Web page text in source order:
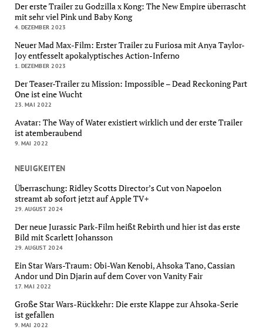
Der erste Trailer zu Godzilla x Kong: The New Empire überrascht
mit sehr viel Pink und Baby Kong
4. DEZEMBER 2023
Neuer Mad Max-Film: Erster Trailer zu Furiosa mit Anya Taylor-
Joy entfesselt apokalyptisches Action-Inferno
1. DEZEMBER 2023
Der Teaser-Trailer zu Mission: Impossible – Dead Reckoning Part
One ist eine Wucht
23. MAI 2022
Avatar: The Way of Water existiert wirklich und der erste Trailer
ist atemberaubend
9. MAI 2022
NEUIGKEITEN
Überraschung: Ridley Scotts Director’s Cut von Napoelon
streamt ab sofort jetzt auf Apple TV+
29. AUGUST 2024
Der neue Jurassic Park-Film heißt Rebirth und hier ist das erste
Bild mit Scarlett Johansson
29. AUGUST 2024
Ein Star Wars-Traum: Obi-Wan Kenobi, Ahsoka Tano, Cassian
Andor und Din Djarin auf dem Cover von Vanity Fair
17. MAI 2022
Große Star Wars-Rückkehr: Die erste Klappe zur Ahsoka-Serie
ist gefallen
9. MAI 2022